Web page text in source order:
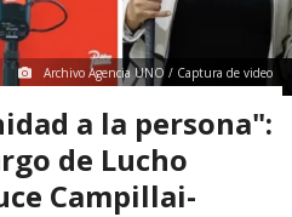
Archivo Agencia UNO / Captura de video
a la persona":
de Lucho
Campillai-